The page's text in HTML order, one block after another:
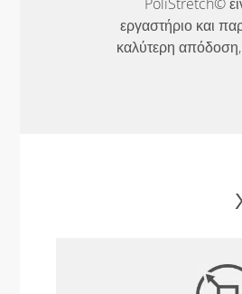
εργαστήριο και
καλύτερη